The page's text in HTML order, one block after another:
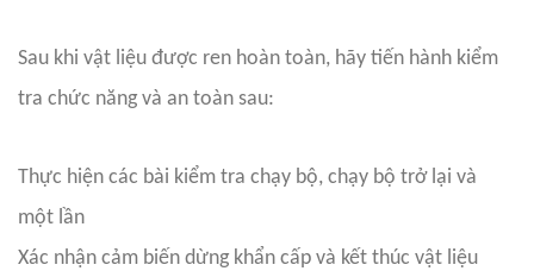
Sau khi vật liệu được ren hoàn toàn, hãy tiến hành kiểm
tra chức năng và an toàn sau:
Thực hiện các bài kiểm tra chạy bộ, chạy bộ trở lại và
một lần
Xác nhận cảm biến dừng khẩn cấp và kết thúc vật liệu